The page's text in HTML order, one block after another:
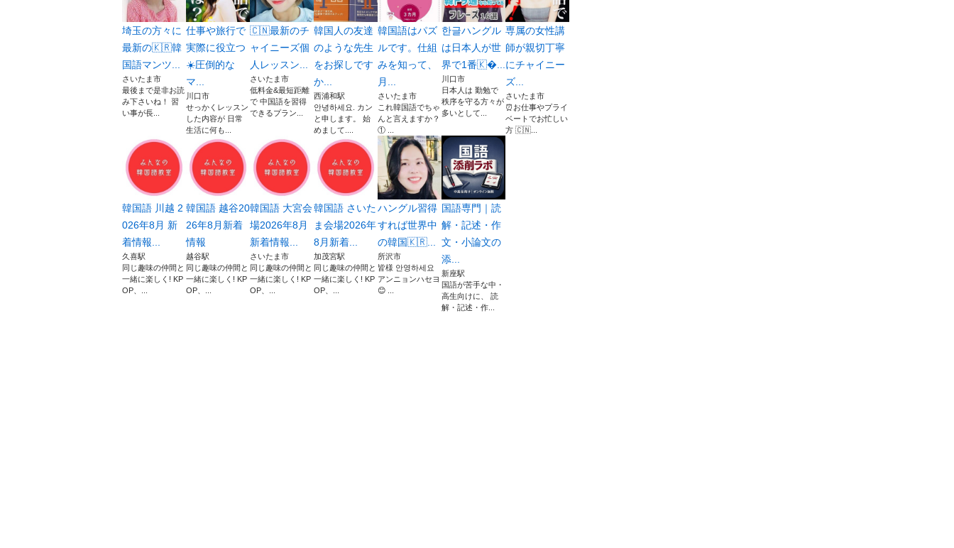
埼玉の方々に
最新の🇰🇷韓
国語マンツ...
さいたま市
最後まで是非お読
み下さいね！ 習
い事が長...
仕事や旅行で
実際に役立つ
☀️圧倒的な
マ...
川口市
せっかくレッスン
した内容が 日常
生活に何も...
🇨🇳最新のチ
ャイニーズ個
人レッスン...
さいたま市
低料金&最短距離
で 中国語を習得
できるプラン...
韓国人の友達
のような先生
をお探しです
か...
西浦和駅
안녕하세요. カン
と申します。 始
めまして....
韓国語はパズ
ルです。仕組
みを知って、
月...
さいたま市
これ韓国語でちゃ
んと言えますか？
① ...
한글ハングル
は日本人が世
界で1番🇰...
川口市
日本人は 勤勉で
秩序を守る方々が
多いとして...
専属の女性講
師が親切丁寧
にチャイニー
ズ...
さいたま市
⏰お仕事やプライ
ベートでお忙しい
方 🇨🇳...
韓国語 川越 2
026年8月 新
着情報...
久喜駅
同じ趣味の仲間と
一緒に楽しく! KP
OP、...
韓国語 越谷20
26年8月新着
情報
越谷駅
同じ趣味の仲間と
一緒に楽しく! KP
OP、...
韓国語 大宮会
場2026年8月
新着情報...
さいたま市
同じ趣味の仲間と
一緒に楽しく! KP
OP、...
韓国語 さいた
ま会場2026年
8月新着...
加茂宮駅
同じ趣味の仲間と
一緒に楽しく! KP
OP、...
ハングル習得
すれば世界中
の韓国🇰🇷...
所沢市
皆様 안영하세요
アンニョンハセヨ
😊 ...
国語専門｜読
解・記述・作
文・小論文の
添...
新座駅
国語が苦手な中・
高生向けに、 読
解・記述・作...